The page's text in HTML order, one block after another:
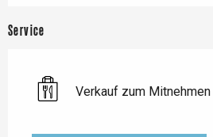
Service
Verkauf zum Mitnehmen